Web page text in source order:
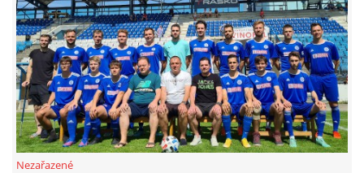
Nezařazené